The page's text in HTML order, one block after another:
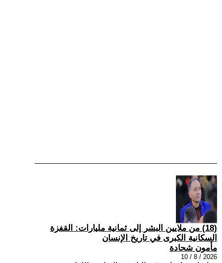
(18) من ملايين البشر إلى ثمانية مليارات: القفزة
السكانية الكبرى في تاريخ الإنسان
مأمون شحادة
2026 / 8 / 10